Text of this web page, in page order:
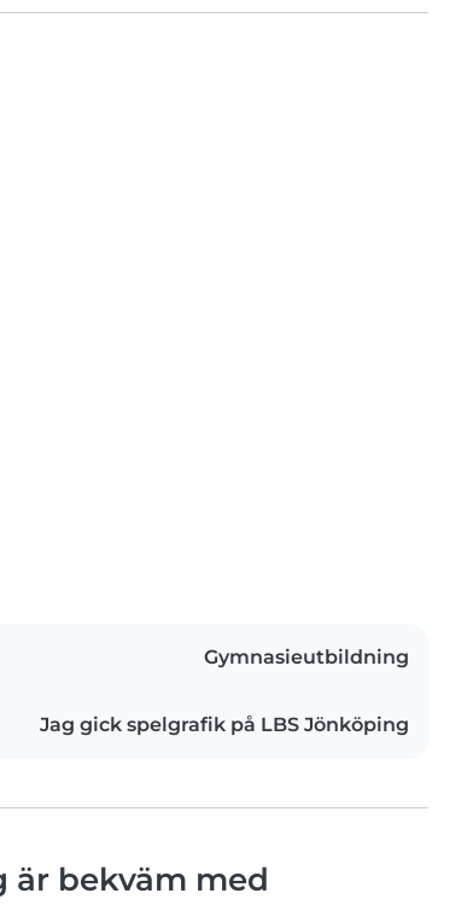
Gymnasieutbildning
Jag gick spelgrafik på LBS Jönköping
är bekväm med